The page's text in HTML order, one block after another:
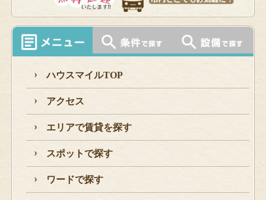
ハウスマイルTOP
アクセス
エリアで賃貸を探す
スポットで探す
ワードで探す